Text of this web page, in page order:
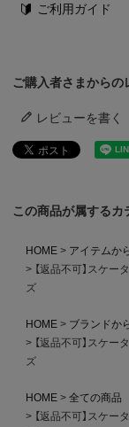
ご利用ガイド
ご購入者さまからの
レビューを書く
この商品が属するカ
HOME アイテムか
【返品不可】スケ
ズ
HOME ブランドか
【返品不可】スケ
ズ
HOME
全ての商品
【返品不可】スケ